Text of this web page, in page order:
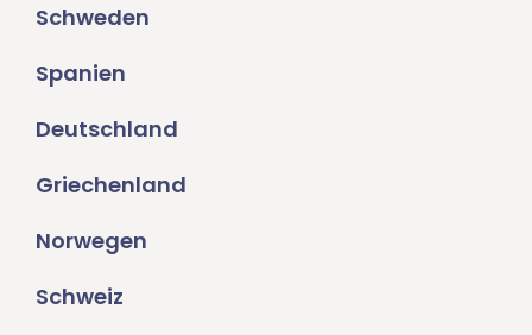
Schweden
Spanien
Deutschland
Griechenland
Norwegen
Schweiz